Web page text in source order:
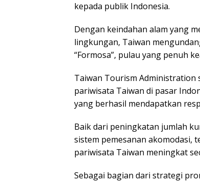
kepada publik Indonesia.
Dengan keindahan alam yang
lingkungan, Taiwan
“Formosa”, pulau yang penuh
Taiwan Tourism Administration
pariwisata Taiwan di pasar
yang berhasil mendapatkan
Baik dari peningkatan jumlah
sistem pemesanan akomodasi,
pariwisata Taiwan meningkat
Sebagai bagian dari strategi